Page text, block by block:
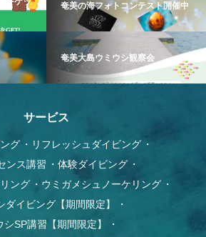
奄美の海フォトコンテスト開催中
奄美大島ウミウシ観察会
サービス
グ
リフレッシュダイビング
ンス講習
体験ダイビング
ング
ウミガメシュノーケリング
ダイビング【期間限定】
シSP講習【期間限定】